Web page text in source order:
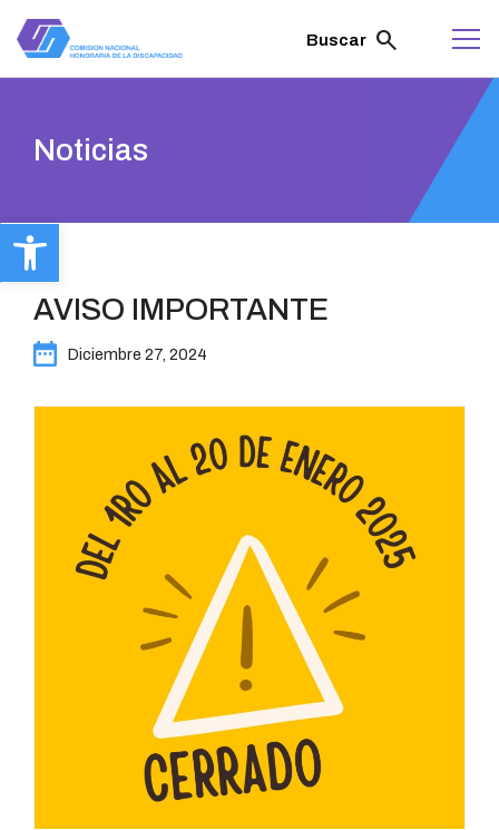
Abrir barra de herramientas
contenido
Buscar search
Noticias
AVISO IMPORTANTE
Diciembre 27, 2024